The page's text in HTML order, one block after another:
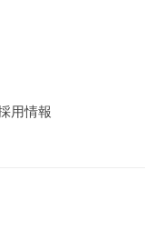
用情報